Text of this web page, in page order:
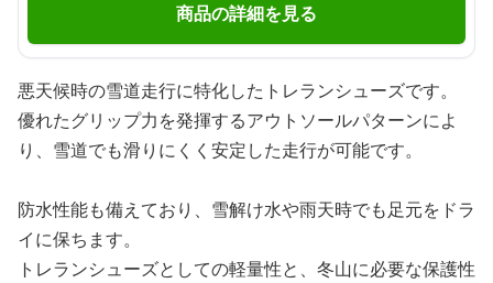
商品の詳細を見る
悪天候時の雪道走行に特化したトレランシューズです。
優れたグリップ力を発揮するアウトソールパターンによ
り、雪道でも滑りにくく安定した走行が可能です。
防水性能も備えており、雪解け水や雨天時でも足元をドラ
イに保ちます。
トレランシューズとしての軽量性と、冬山に必要な保護性